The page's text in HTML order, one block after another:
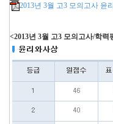
2013년 3월 고3 모의고사 윤
<2013년 3월 고3 모의고사/학